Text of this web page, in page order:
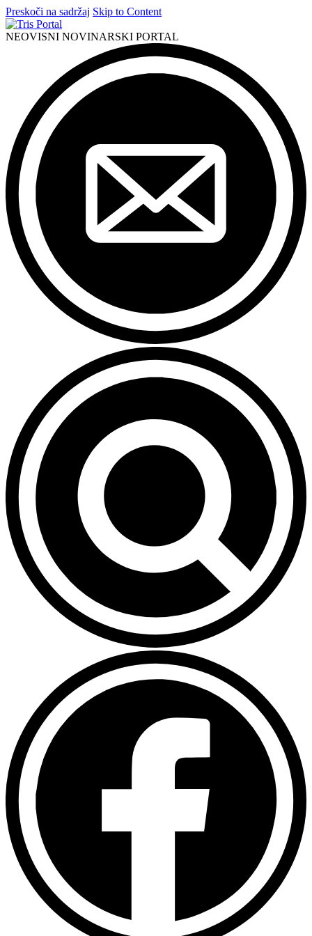
Preskoči na sadržaj Skip to Content
NEOVISNI NOVINARSKI PORTAL